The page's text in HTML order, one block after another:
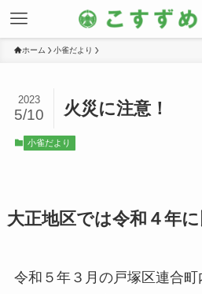
ホーム 小雀だより
火災に注意！
2023
5/10
小雀だより
大正地区では令和４年
令和５年３月の戸塚区連合